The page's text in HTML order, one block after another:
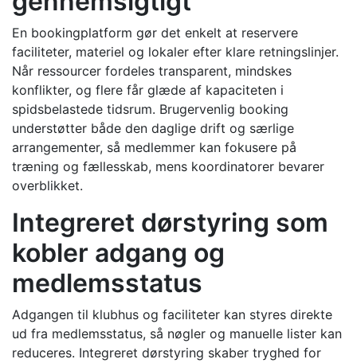
En bookingplatform gør det enkelt at reservere
faciliteter, materiel og lokaler efter klare retningslinjer.
Når ressourcer fordeles transparent, mindskes
konflikter, og flere får glæde af kapaciteten i
spidsbelastede tidsrum. Brugervenlig booking
understøtter både den daglige drift og særlige
arrangementer, så medlemmer kan fokusere på
træning og fællesskab, mens koordinatorer bevarer
overblikket.
Integreret dørstyring som
kobler adgang og
medlemsstatus
Adgangen til klubhus og faciliteter kan styres direkte
ud fra medlemsstatus, så nøgler og manuelle lister kan
reduceres. Integreret dørstyring skaber tryghed for